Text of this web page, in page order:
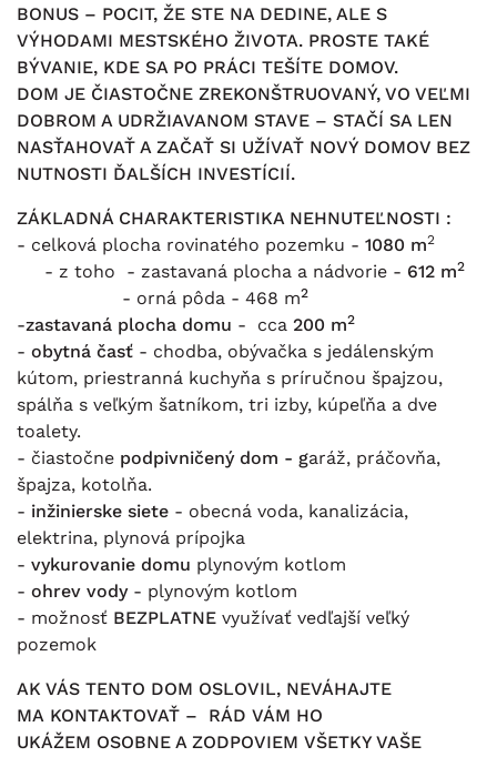
BONUS – POCIT, ŽE STE NA DEDINE, ALE S
VÝHODAMI MESTSKÉHO ŽIVOTA. PROSTE TAKÉ
BÝVANIE, KDE SA PO PRÁCI TEŠÍTE DOMOV.
DOM JE ČIASTOČNE ZREKONŠTRUOVANÝ, VO VEĽMI
DOBROM A UDRŽIAVANOM STAVE – STAČÍ SA LEN
NASŤAHOVAŤ A ZAČAŤ SI UŽÍVAŤ NOVÝ DOMOV BEZ
NUTNOSTI ĎALŠÍCH INVESTÍCIÍ.
ZÁKLADNÁ CHARAKTERISTIKA NEHNUTEĽNOSTI :
- celková plocha rovinatého pozemku - 1080 m2
- z toho - zastavaná plocha a nádvorie - 612 m2
- orná pôda - 468 m2
-zastavaná plocha domu - cca 200 m2
- obytná časť - chodba, obývačka s jedálenským
kútom, priestranná kuchyňa s príručnou špajzou,
spálňa s veľkým šatníkom, tri izby, kúpeľňa a dve
toalety.
- čiastočne podpivničený dom - garáž, práčovňa,
špajza, kotolňa.
- inžinierske siete - obecná voda, kanalizácia,
elektrina, plynová prípojka
- vykurovanie domu plynovým kotlom
- ohrev vody- plynovým kotlom
- možnosť BEZPLATNE využívať vedľajší veľký
pozemok
AK VÁS TENTO DOM OSLOVIL, NEVÁHAJTE
MA KONTAKTOVAŤ – RÁD VÁM HO
UKÁŽEM OSOBNE A ZODPOVIEM VŠETKY VAŠE